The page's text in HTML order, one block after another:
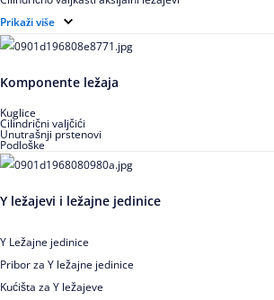
Igličasti ležajevi
Igličasti aksijalni ležajevi
Buričasti zaptiveni ležajevi
Buričasti aksijalni ležajevi
Prikaži više
Komponente ležaja
Kuglice
Cilindrični valjčići
Unutrašnji prstenovi
Podloške
Y ležajevi i ležajne jedinice
Y Ležajne jedinice
Pribor za Y ležajne jedinice
Kućišta za Y ležajeve